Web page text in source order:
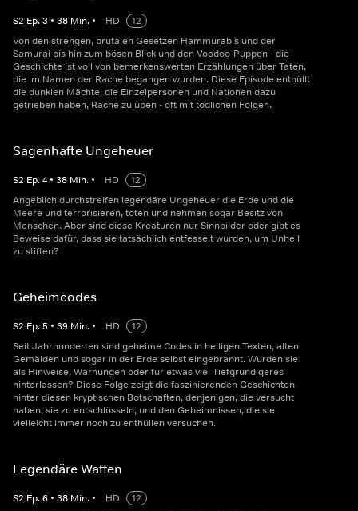
S2 Ep.3 • 38 Min. • HD
12
Von den strengen, brutalen Gesetzen Hammurabis und der
Samurai bis hin zum bösen Blick und den Voodoo-Puppen - die
Geschichte ist voll von bemerkenswerten Erzählungen über Taten,
die im Namen der Rache begangen wurden. Diese Episode enthüllt
die dunklen Mächte, die Einzelpersonen und Nationen dazu
getrieben haben, Rache zu üben - oft mit tödlichen Folgen.
Sagenhafte Ungeheuer
S2 Ep.4 • 38 Min. • HD
12
Angeblich durchstreifen legendäre Ungeheuer die Erde und die
Meere und terrorisieren, töten und nehmen sogar Besitz von
Menschen. Aber sind diese Kreaturen nur Sinnbilder oder gibt es
Beweise dafür, dass sie tatsächlich entfesselt wurden, um Unheil
zu stiften?
Geheimcodes
S2 Ep.5 • 39 Min. • HD
12
Seit Jahrhunderten sind geheime Codes in heiligen Texten, alten
Gemälden und sogar in der Erde selbst eingebrannt. Wurden sie
als Hinweise, Warnungen oder für etwas viel Tiefgründigeres
hinterlassen? Diese Folge zeigt die faszinierenden Geschichten
hinter diesen kryptischen Botschaften, denjenigen, die versucht
haben, sie zu entschlüsseln, und den Geheimnissen, die sie
vielleicht immer noch zu enthüllen versuchen.
Legendäre Waffen
S2 Ep.6 • 38 Min. • HD
12